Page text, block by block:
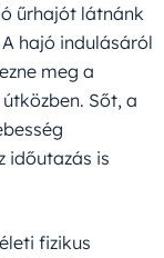
űrhajót látnánk
hajó indulásáról
meg a
Sőt, a
időutazás is
fizikus